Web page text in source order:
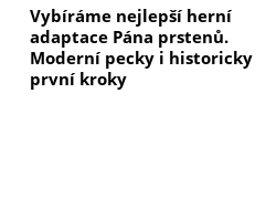
Vybíráme nejlepší herní
adaptace Pána prstenů.
Moderní pecky i historicky
první kroky